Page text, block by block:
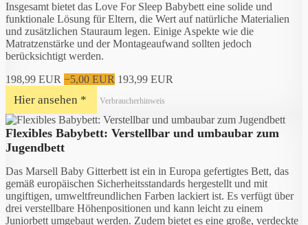
Insgesamt bietet das Love For Sleep Babybett eine solide und
funktionale Lösung für Eltern, die Wert auf natürliche Materialien
und zusätzlichen Stauraum legen. Einige Aspekte wie die
Matratzenstärke und der Montageaufwand sollten jedoch
berücksichtigt werden.
198,99 EUR −5,00 EUR 193,99 EUR
Hier ansehen * Verbraucherhinweis
Flexibles Babybett: Verstellbar und umbaubar zum
Jugendbett
Das Marsell Baby Gitterbett ist ein in Europa gefertigtes Bett, das
gemäß europäischen Sicherheitsstandards hergestellt und mit
ungiftigen, umweltfreundlichen Farben lackiert ist. Es verfügt über
drei verstellbare Höhenpositionen und kann leicht zu einem
Juniorbett umgebaut werden. Zudem bietet es eine große, verdeckte